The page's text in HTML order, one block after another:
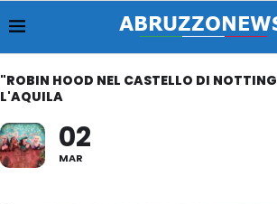
"ROBIN HOOD NEL CASTELLO DI
L'AQUILA
02
MAR